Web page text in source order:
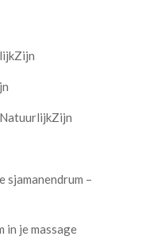
sjamanendrum –
in je massage